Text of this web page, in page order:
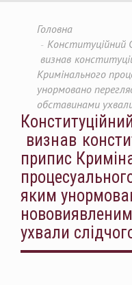
Головна
Конституційний
визнав
Кримінального
унормовано
обставинами
визнав
припис
яким
ухвали